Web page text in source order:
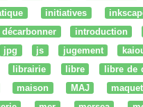
initiatives
introduction
jpg js jugement
librairie libre libre de
maison MAJ